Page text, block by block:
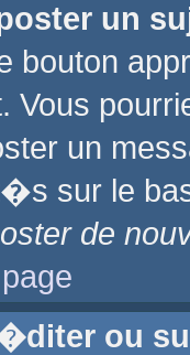
un
bouton
Vous
un
sur le
de
ou